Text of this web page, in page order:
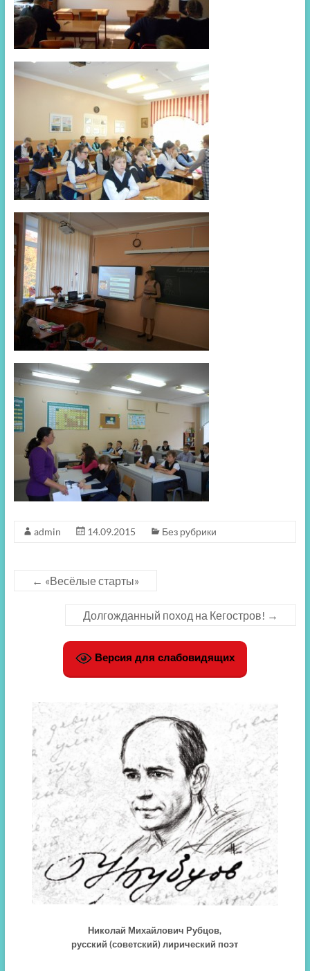
admin 14.09.2015 Без рубрики
← «Весёлые старты»
Долгожданный поход на Кегостров! →
Версия для слабовидящих
Николай Михайлович Рубцов,
русский (советский) лирический поэт